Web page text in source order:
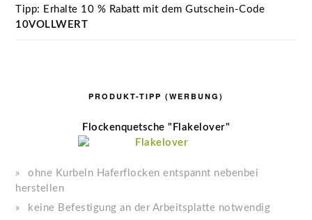
Tipp: Erhalte 10 % Rabatt mit dem Gutschein-Code
10VOLLWERT
PRODUKT-TIPP (WERBUNG)
Flockenquetsche "Flakelover"
ohne Kurbeln Haferflocken entspannt nebenbei
herstellen
keine Befestigung an der Arbeitsplatte notwendig